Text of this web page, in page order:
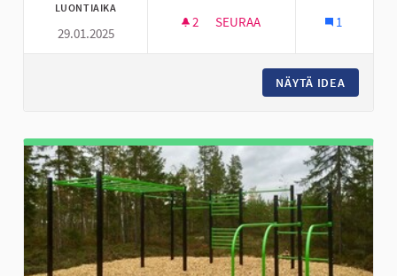
LUONTIAIKA
29.01.2025
2 2 SEURAAJAA
SEURAA 1
NÄYTÄ IDEA